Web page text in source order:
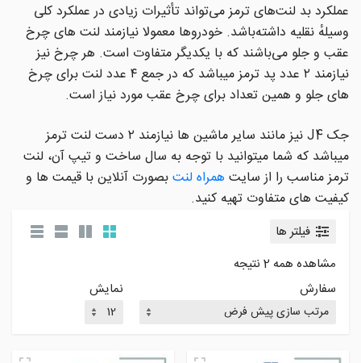
عملکرد بد لنت‌های ترمز می‌تواند تأثیرات زیادی در عملکرد کلی
وسیلهٔ نقلیه داشته‌باشد. خودروها معمولا نیازمند لنت های چرخ
عقب و جلو می‌باشند که با یکدیگر متفاوت است. هر چرخ نیز
نیازمند ۲ عدد پد ترمز میباشد که در جمع ۴ عدد لنت برای چرخ
های جلو و همین تعداد برای چرخ عقب مورد نیاز است.
جک J4 نیز مانند سایر ماشین ها نیازمند ۲ دست لنت ترمز
میباشد که شما میتوانید با توجه به سال ساخت و تیپ آن، لنت
ترمز مناسب را از سایت همراه لنتبصورت آنلاین با قیمت ها و
کیفیت های متفاوت تهیه کنید.
فیلتر ها
مشاهده همه 2 نتیجه
سفارش
نمایش